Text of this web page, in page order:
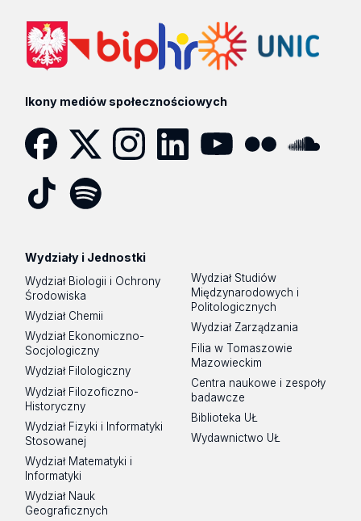
Ikony mediów społecznościowych
Wydziały i Jednostki
Wydział Biologii i Ochrony
Środowiska
Wydział Chemii
Wydział Ekonomiczno-
Socjologiczny
Wydział Filologiczny
Wydział Filozoficzno-
Historyczny
Wydział Fizyki i Informatyki
Stosowanej
Wydział Matematyki i
Informatyki
Wydział Nauk
Geograficznych
Wydział Studiów
Międzynarodowych i
Politologicznych
Wydział Zarządzania
Filia w Tomaszowie
Mazowieckim
Centra naukowe i zespoły
badawcze
Biblioteka UŁ
Wydawnictwo UŁ